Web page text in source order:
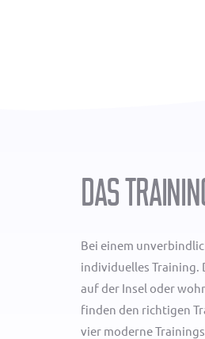
Das
Bei einem
individuelles Training.
auf der Insel oder
finden den richtigen
vier moderne